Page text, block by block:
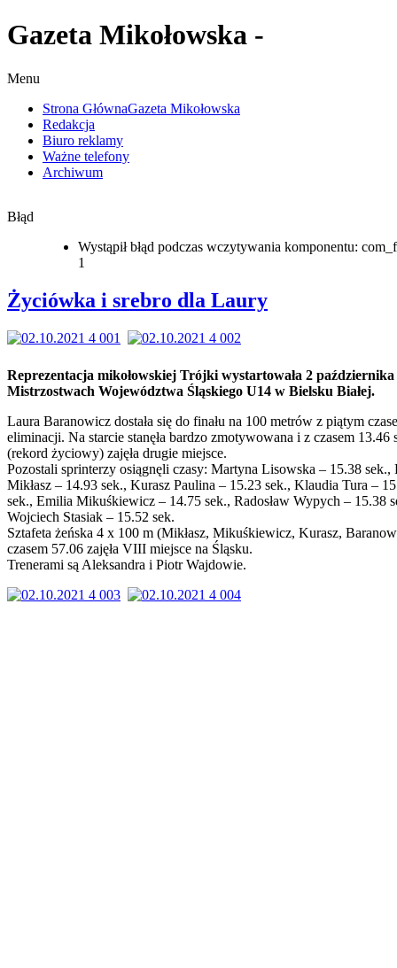
Gazeta Mikołowska -
Menu
Strona GłównaGazeta Mikołowska
Redakcja
Biuro reklamy
Ważne telefony
Archiwum
Błąd
Wystąpił błąd podczas wczytywania komponentu:
1
Życiówka i srebro dla Laury
Reprezentacja mikołowskiej Trójki wystartowała 2
Mistrzostwach Województwa Śląskiego U14 w Bielsku Białej.
Laura Baranowicz dostała się do finału na 100 metrów z piątym
eliminacji. Na starcie stanęła bardzo zmotywowana i z czasem 13.46
(rekord życiowy) zajęła drugie miejsce.
Pozostali sprinterzy osiągnęli czasy: Martyna Lisowska – 15.38 sek.,
Mikłasz – 14.93 sek., Kurasz Paulina – 15.23 sek., Klaudia Tura –
sek., Emilia Mikuśkiewicz – 14.75 sek., Radosław Wypych – 15.38
Wojciech Stasiak – 15.52 sek.
Sztafeta żeńska 4 x 100 m (Mikłasz, Mikuśkiewicz, Kurasz,
czasem 57.06 zajęła VIII miejsce na Śląsku.
Trenerami są Aleksandra i Piotr Wajdowie.